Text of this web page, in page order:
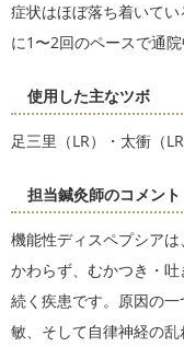
症状はほぼ落ち着いて
に1〜2回のペースで通院
使用した主なツボ
足三里（LR）・太衝（
担当鍼灸師のコメント
機能性ディスペプシア
かわらず、むかつき・
続く疾患です。原因の
敏、そして自律神経の乱